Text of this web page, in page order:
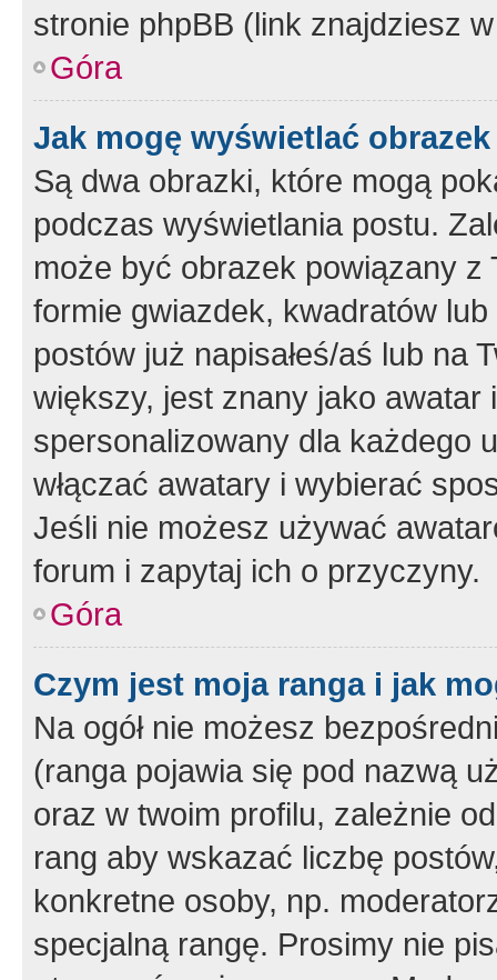
stronie phpBB (link znajdziesz
Góra
Jak mogę wyświetlać
Są dwa obrazki, które mogą
podczas wyświetlania postu.
może być obrazek powiązany z
formie gwiazdek, kwadratów
postów już napisałeś/aś lub na
większy, jest znany jako
spersonalizowany dla każdego
włączać awatary i wybierać
Jeśli nie możesz używać
forum i zapytaj ich o przyczyny.
Góra
Czym jest moja ranga i jak
Na ogół nie możesz
(ranga pojawia się pod nazwą
oraz w twoim profilu, zależnie
rang aby wskazać liczbę
konkretne osoby, np.
specjalną rangę. Prosimy nie